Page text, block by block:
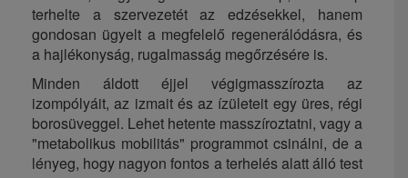
terhelte a szervezetét az edzésekkel, hanem
gondosan ügyelt a megfelelő regenerálódásra, és
a hajlékonyság, rugalmasság megőrzésére is.
Minden áldott éjjel végigmasszírozta az
izompólyáit, az izmait és az ízületeit egy üres, régi
borosüveggel. Lehet hetente masszíroztatni, vagy a
"metabolikus mobilitás" programmot csinálni, de a
lényeg, hogy nagyon fontos a terhelés alatt álló test